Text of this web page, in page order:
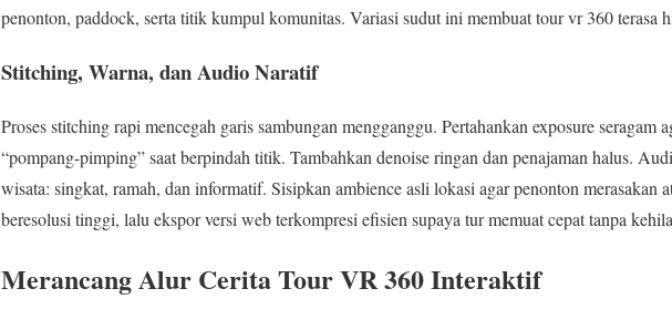
penonton, paddock, serta titik kumpul komunitas. Variasi sudut ini membuat tour vr 360 terasa
Stitching, Warna, dan Audio Naratif
Proses stitching rapi mencegah garis sambungan mengganggu. Pertahankan exposure seragam
“pompang-pimping” saat berpindah titik. Tambahkan denoise ringan dan penajaman halus.
wisata: singkat, ramah, dan informatif. Sisipkan ambience asli lokasi agar penonton merasakan
beresolusi tinggi, lalu ekspor versi web terkompresi efisien supaya tur memuat cepat tanpa
Merancang Alur Cerita Tour VR 360 Interaktif